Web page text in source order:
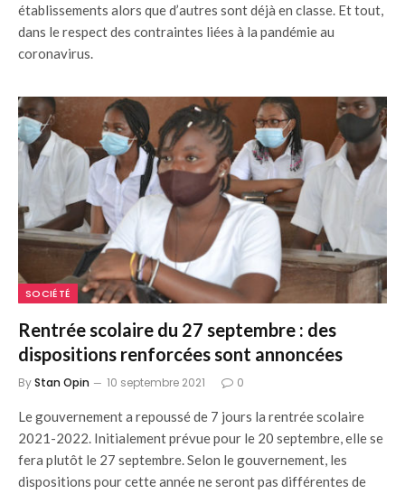
établissements alors que d’autres sont déjà en classe. Et tout,
dans le respect des contraintes liées à la pandémie au
coronavirus.
SOCIÉTÉ
Rentrée scolaire du 27 septembre : des
dispositions renforcées sont annoncées
ByStan Opin 10 septembre 2021 0
Le gouvernement a repoussé de 7 jours la rentrée scolaire
2021-2022. Initialement prévue pour le 20 septembre, elle se
fera plutôt le 27 septembre. Selon le gouvernement, les
dispositions pour cette année ne seront pas différentes de